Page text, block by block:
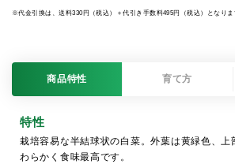
※代金引換は、送料330円（税込）＋代引き手数料495円（税込）となりま
商品特性 育て方
特性
栽培容易な半結球状の白菜。外葉は黄緑色、上
わらかく食味最高です。